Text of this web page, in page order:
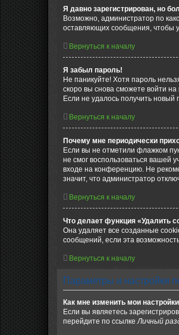
Я давно зарегистрирован, но
Возможно, администратор по
оставляющих сообщения, чтобы
Вернуться к началу
Я забыл пароль!
Не паникуйте! Хотя пароль
скоро вы снова сможете войти
Если не удалось получить
Вернуться к началу
Почему мне периодически
Если вы не отметили флажком
не смог воспользоваться вашей
входе на конференцию. Не
значит, что администратор
Вернуться к началу
Что делает функция «Удалить
Она удаляет все созданные
сообщений, если эта
Вернуться к началу
Параметры и настройки
Как мне изменить мои
Если вы являетесь
перейдите по ссылкеЛичный